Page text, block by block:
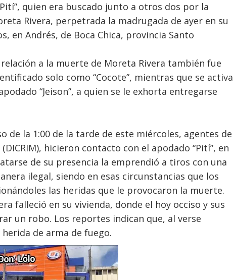
quien era buscado junto a otros dos por la
Rivera, perpetrada la madrugada de ayer en su
en Andrés, de Boca Chica, provincia Santo
a la muerte de Moreta Rivera también fue
solo como “Cocote”, mientras que se activa
“Jeison”, a quien se le exhorta entregarse
de la 1:00 de la tarde de este miércoles, agentes de
hicieron contacto con el apodado “Pití”, en
de su presencia la emprendió a tiros con una
ilegal, siendo en esas circunstancias que los
las heridas que le provocaron la muerte.
falleció en su vivienda, donde el hoy occiso y sus
un robo. Los reportes indican que, al verse
de arma de fuego.